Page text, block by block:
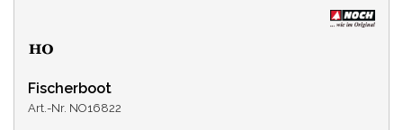
Fischerboot
Art.-Nr. NO16822